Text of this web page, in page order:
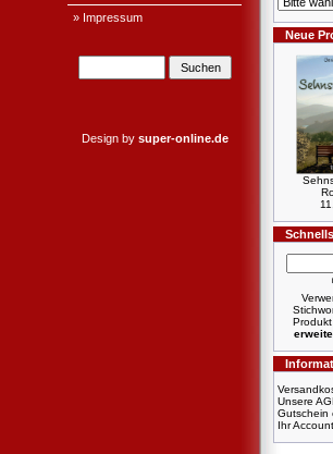
» Impressum
Design by super-online.de
Neue
Produkt
Unsere
Gutschein
Ihr Account